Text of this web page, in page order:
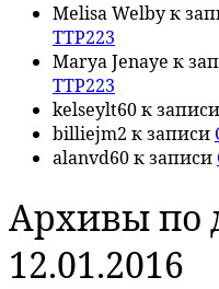
Melisa Welbyк
TTP223
Marya Jenaye к
TTP223
kelseylt60к записи
billiejm2 к записи
alanvd60к записи
Архивы по
12.01.2016